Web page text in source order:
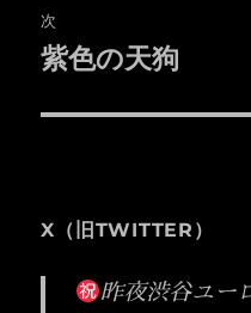
ゲ
ー
シ
ン
次
次
投
紫色の天狗
X（旧TWITTER）
昨夜渋谷ユー